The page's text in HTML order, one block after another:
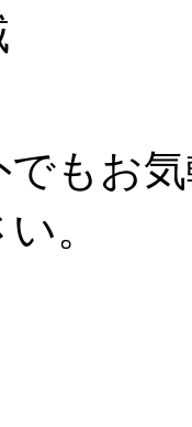
もお
。